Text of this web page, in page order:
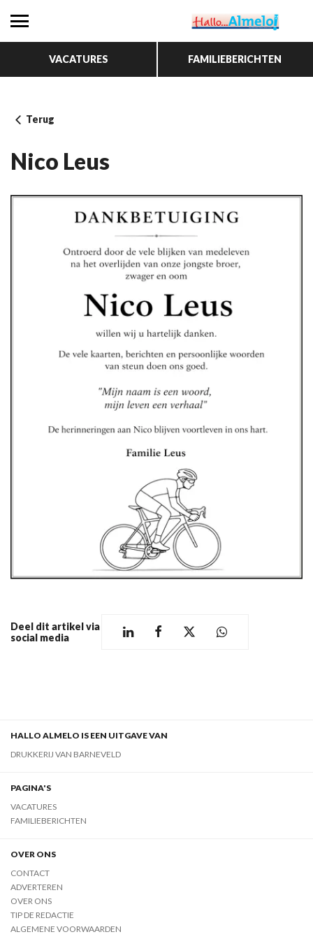
VACATURES FAMILIEBERICHTEN
Terug
Nico Leus
Deel dit artikel via
social media
HALLO ALMELO IS EEN UITGAVE VAN
DRUKKERIJ VAN BARNEVELD
PAGINA'S
VACATURES
FAMILIEBERICHTEN
OVER ONS
CONTACT
ADVERTEREN
OVER ONS
TIP DE REDACTIE
ALGEMENE VOORWAARDEN